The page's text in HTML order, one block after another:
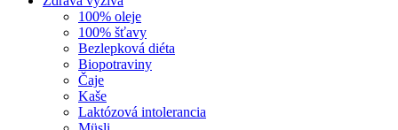
100% oleje
100% šťavy
Bezlepková diéta
Biopotraviny
Čaje
Kaše
Laktózová intolerancia